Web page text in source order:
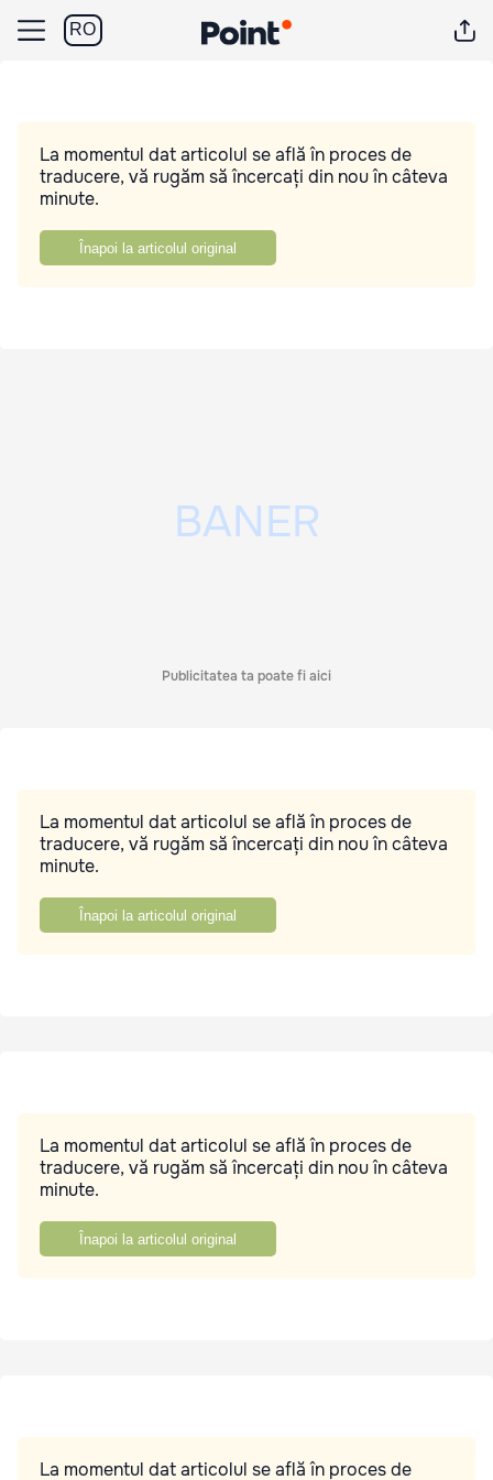
RO
La momentul dat articolul se află în proces de
traducere, vă rugăm să încercați din nou în câteva
minute.
Înapoi la articolul original
Publicitatea ta poate fi aici
La momentul dat articolul se află în proces de
traducere, vă rugăm să încercați din nou în câteva
minute.
Înapoi la articolul original
La momentul dat articolul se află în proces de
traducere, vă rugăm să încercați din nou în câteva
minute.
Înapoi la articolul original
La momentul dat articolul se află în proces de